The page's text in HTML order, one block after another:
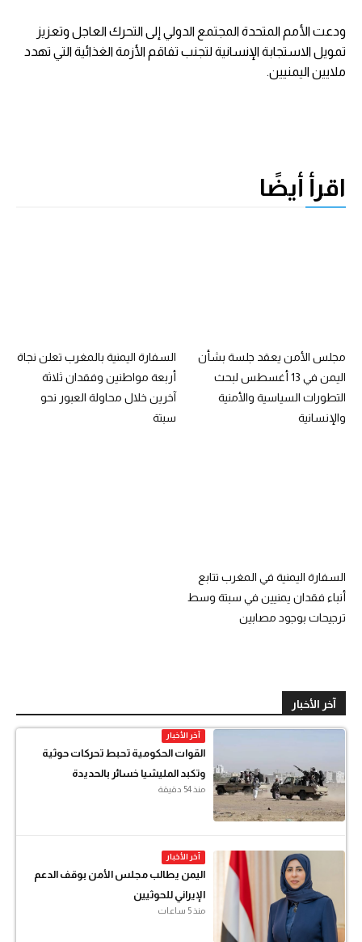
ودعت الأمم المتحدة المجتمع الدولي إلى التحرك العاجل وتعزيز
تمويل الاستجابة الإنسانية لتجنب تفاقم الأزمة الغذائية التي تهدد
ملايين اليمنيين.
اقرأ أيضًا
مجلس الأمن يعقد جلسة بشأن
اليمن في 13 أغسطس لبحث
التطورات السياسية والأمنية
والإنسانية
السفارة اليمنية بالمغرب تعلن نجاة
أربعة مواطنين وفقدان ثلاثة
آخرين خلال محاولة العبور نحو
سبتة
السفارة اليمنية في المغرب تتابع
أنباء فقدان يمنيين في سبتة وسط
ترجيحات بوجود مصابين
آخر الأخبار
آخر الأخبار
القوات الحكومية تحبط تحركات حوثية
وتكبد المليشيا خسائر بالحديدة
منذ 54 دقيقة
آخر الأخبار
اليمن يطالب مجلس الأمن بوقف الدعم
الإيراني للحوثيين
منذ 5 ساعات